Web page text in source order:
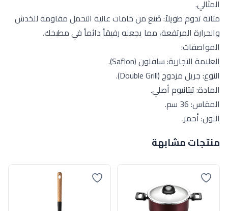
المثالي.
متانة تدوم طويلاً: صُنع من خامات عالية التحمل مقاومة للخدش
والحرارة المرتفعة، مما يجعله رفيقاً دائماً في مطبخك.
المواصفات:
العلامة التجارية: سافلون (Saflon).
النوع: جريل مزدوج (Double Grill).
المادة: تيتانيوم أصلي.
المقاس: 36 سم.
اللون: أحمر.
منتجات مشابهة